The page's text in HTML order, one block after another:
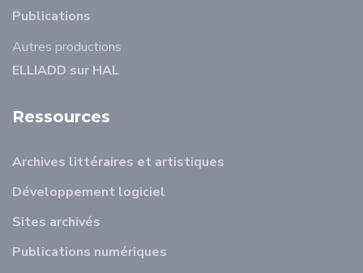
Publications
Autres productions
ELLIADD sur HAL
Ressources
Archives littéraires et artistiques
Développement logiciel
Sites archivés
Publications numériques